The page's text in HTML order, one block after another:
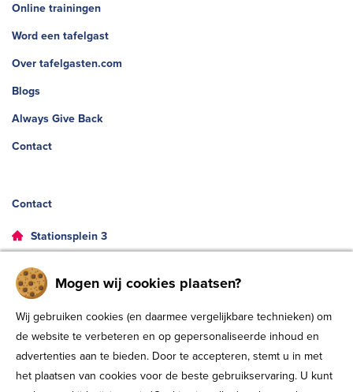
Online trainingen
Word een tafelgast
Over tafelgasten.com
Blogs
Always Give Back
Contact
Contact
Stationsplein 3
038- 8539300
info@tafelgasten.com
Mogen wij cookies plaatsen?
Wij gebruiken cookies (en daarmee vergelijkbare technieken) om
de website te verbeteren en op gepersonaliseerde inhoud en
advertenties aan te bieden. Door te accepteren, stemt u in met
het plaatsen van cookies voor de beste gebruikservaring. U kunt